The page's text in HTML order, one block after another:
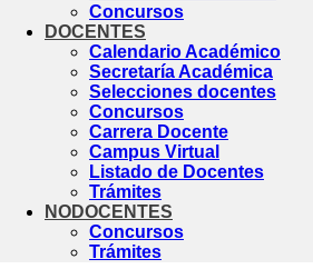
Concursos
DOCENTES
Calendario Académico
Secretaría Académica
Selecciones docentes
Concursos
Carrera Docente
Campus Virtual
Listado de Docentes
Trámites
NODOCENTES
Concursos
Trámites